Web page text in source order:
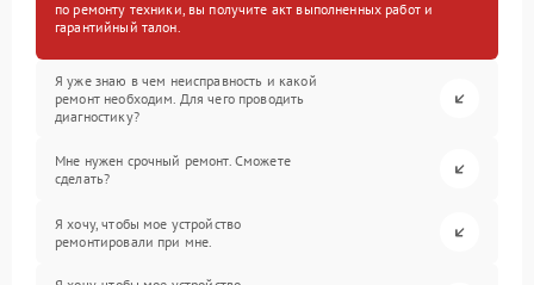
по ремонту техники, вы получите акт выполненных работ и
гарантийный талон.
Я уже знаю в чем неисправность и какой
ремонт необходим. Для чего проводить
диагностику?
Мне нужен срочный ремонт. Сможете
сделать?
Я хочу, чтобы мое устройство
ремонтировали при мне.